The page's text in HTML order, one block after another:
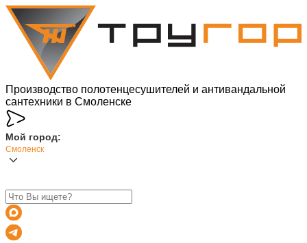
Производство полотенцесушителей и антивандальной
сантехники в Смоленске
Мой город:
Смоленск